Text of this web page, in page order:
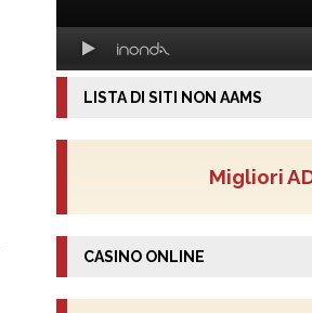
LISTA DI SITI NON AAMS
Migliori
CASINO ONLINE